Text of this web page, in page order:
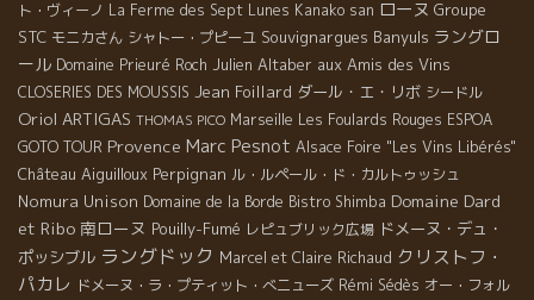
ト・ヴィーノ La Ferme des Sept Lunes Kanako san ローヌ Groupe
STC モニカさん シャトー・プピーユ Souvignargues Banyuls ラングロ
ール Domaine Prieuré Roch Julien Altaber aux Amis des Vins
CLOSERIES DES MOUSSIS Jean Foillard ダール・エ・リボ シードル
Oriol ARTIGAS THOMAS PICO Marseille Les Foulards Rouges ESPOA
GOTO TOUR Provence Marc Pesnot Alsace Foire "Les Vins Libérés"
Château Aiguilloux Perpignan ル・ルペール・ド・カルトゥッシュ
Nomura Unison Domaine de la Borde Bistro Shimba Domaine Dard
et Ribo 南ローヌ Pouilly-Fumé レピュブリック広場 ドメーヌ・デュ・
ポッシブル ラングドック Marcel et Claire Richaud クリストフ・
パカレ ドメーヌ・ラ・プティット・べニューズ Rémi Sédès オー・フォル